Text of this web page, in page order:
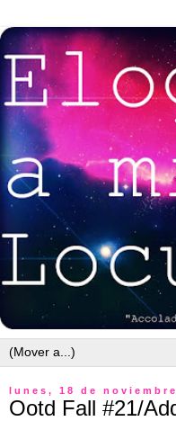
lunes, 18 de
Ootd Fall #21/